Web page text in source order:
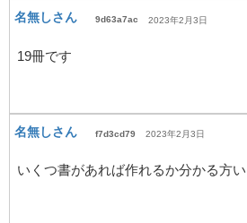
名無しさん 9d63a7ac 2023年2月3日
19冊です
名無しさん f7d3cd79 2023年2月3日
いくつ書があれば作れるか分かる方い